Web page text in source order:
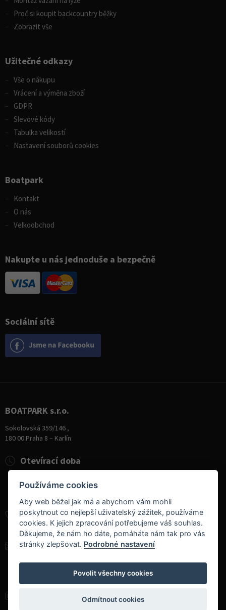
Sociální sítě
Proč si koupit backcountry běžky
Zobrazit vše
Užitečné odkazy
Vše o nákupu
Vrácení a výměna zboží
GDPR
Slevové kódy
Tabulka velikostí
Nastavení souborů cookies
Boatpark
Kontakt
O nás
Velkoobchod
Nakupte u nás jednoduše a bezpečně
BOATPARK s.r.o.
Sokolovská 359/146 ,
180 00 Praha 8 – Karlín
+420 284 826 787
+420 604 728 042
info@boatpark.cz
Otevírací doba
Úterý - Pátek
10:00 - 19:00
Sobota
9:00 - 14:00
Používáme cookies
Aby web běžel jak má a abychom vám mohli
poskytnout co nejlepší uživatelský zážitek, používáme
cookies. K jejich zpracování potřebujeme váš souhlas.
Děkujeme, že nám ho dáte, pomáháte nám tak pro vás
stránky zlepšovat. Podrobné nastavení
Povolit všechny cookies
Odmítnout cookies